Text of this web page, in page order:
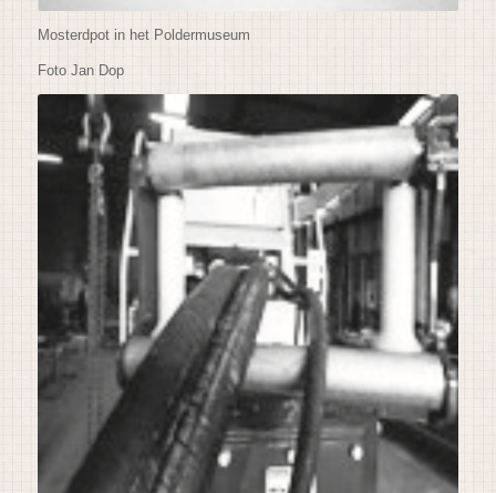
Mosterdpot in het Poldermuseum
Foto Jan Dop